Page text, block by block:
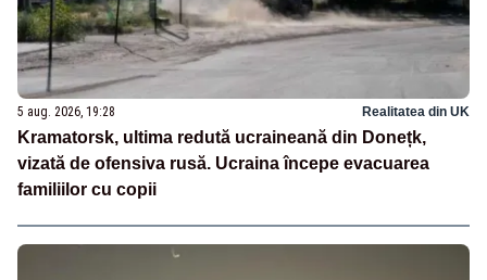
5 aug. 2026, 19:28 Realitatea din UK
Kramatorsk, ultima redută ucraineană din Donețk,
vizată de ofensiva rusă. Ucraina începe evacuarea
familiilor cu copii